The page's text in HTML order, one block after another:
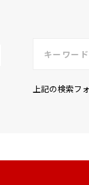
上記の検索フ